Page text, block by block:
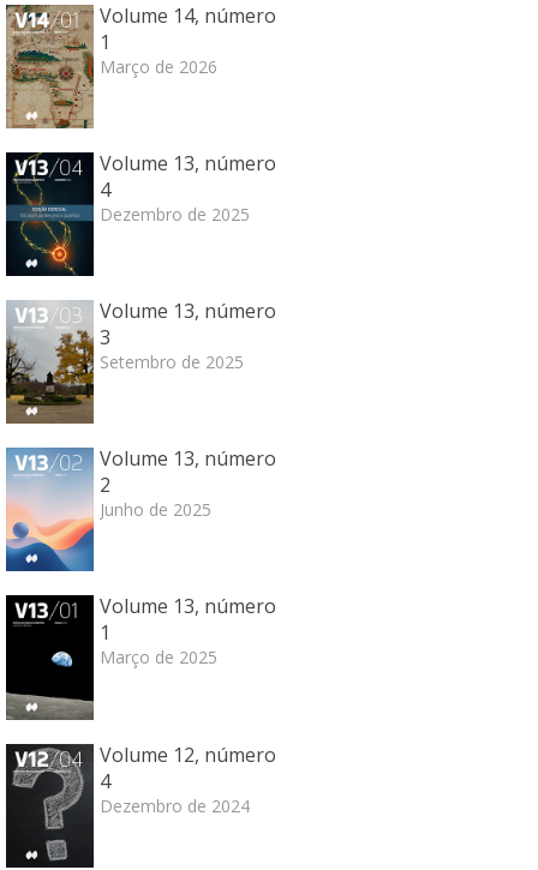
Volume 14, número
1
Março de 2026
Volume 13, número
4
Dezembro de 2025
Volume 13, número
3
Setembro de 2025
Volume 13, número
2
Junho de 2025
Volume 13, número
1
Março de 2025
Volume 12, número
4
Dezembro de 2024